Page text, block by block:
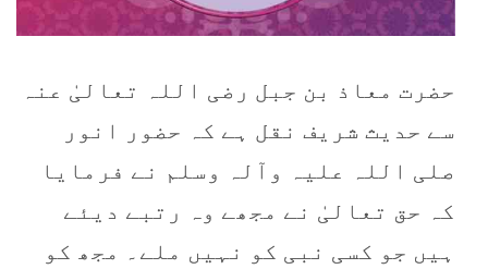
حضرت معاذ بن جبل رضی اللہ تعالیٰ عنہ
سے حدیث شریف نقل ہے کہ حضور انور
صلی اللہ علیہ وآلہ وسلم نے فرمایا
کہ حق تعالیٰ نے مجھے وہ رتبے دیئے
ہیں جو کسی نبی کو نہیں ملے۔ مجھ کو